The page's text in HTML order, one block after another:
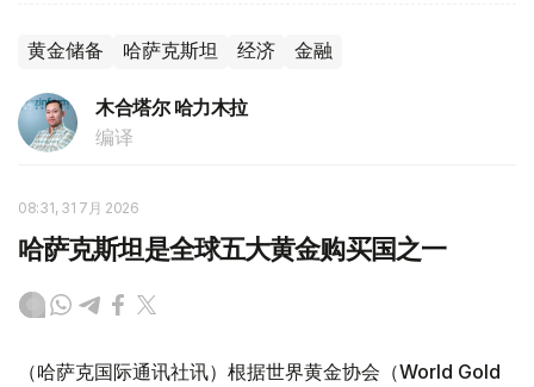
黄金储备 哈萨克斯坦 经济 金融
木合塔尔 哈力木拉
编译
08:31, 31 7月 2026
哈萨克斯坦是全球五大黄金购买国之一
（哈萨克国际通讯社讯）根据世界黄金协会（World Gold